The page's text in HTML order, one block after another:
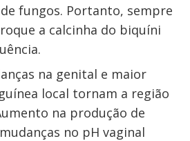
fungos. Portanto, sempre
a calcinha do biquíni
na genital e maior
local tornam a região
na produção de
no pH vaginal